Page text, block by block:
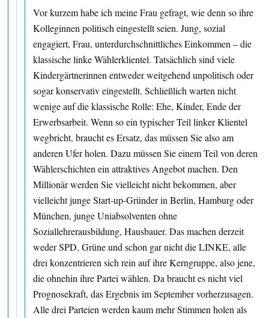
Vor kurzem habe ich meine Frau gefragt, wie denn so ihre
Kolleginnen politisch eingestellt seien. Jung, sozial
engagiert, Frau, unterdurchschnittliches Einkommen – die
klassische linke Wählerklientel. Tatsächlich sind viele
Kindergärtnerinnen entweder weitgehend unpolitisch oder
sogar konservativ eingestellt. Schließlich warten nicht
wenige auf die klassische Rolle: Ehe, Kinder, Ende der
Erwerbsarbeit. Wenn so ein typischer Teil linker Klientel
wegbricht, braucht es Ersatz, das müssen Sie also am
anderen Ufer holen. Dazu müssen Sie einem Teil von deren
Wählerschichten ein attraktives Angebot machen. Den
Millionär werden Sie vielleicht nicht bekommen, aber
vielleicht junge Start-up-Gründer in Berlin, Hamburg oder
München, junge Uniabsolventen ohne
Soziallehrerausbildung, Hausbauer. Das machen derzeit
weder SPD, Grüne und schon gar nicht die LINKE, alle
drei konzentrieren sich rein auf ihre Kerngruppe, also jene,
die ohnehin ihre Partei wählen. Da braucht es nicht viel
Prognosekraft, das Ergebnis im September vorherzusagen.
Alle drei Parteien werden kaum mehr Stimmen holen als